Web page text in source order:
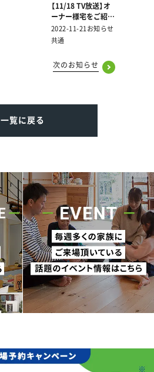
【11/18 TV放送】オ
ーナー様宅をご紹介
する番組「悠悠ステ
キ」のROOMTOUR
ました
2022-11-21お知らせ
共通
次のお知らせ
一覧に戻る